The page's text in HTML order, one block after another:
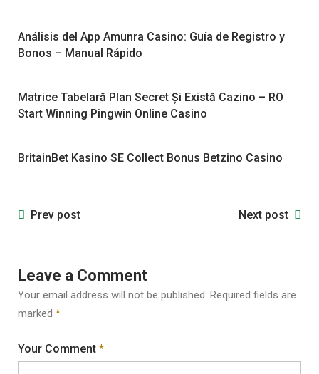
Análisis del App Amunra Casino: Guía de Registro y
Bonos – Manual Rápido
Matrice Tabelară Plan Secret Și Există Cazino – RO
Start Winning Pingwin Online Casino
BritainBet Kasino SE Collect Bonus Betzino Casino
Prev post Next post
Leave a Comment
Your email address will not be published. Required fields are
marked *
Your Comment *